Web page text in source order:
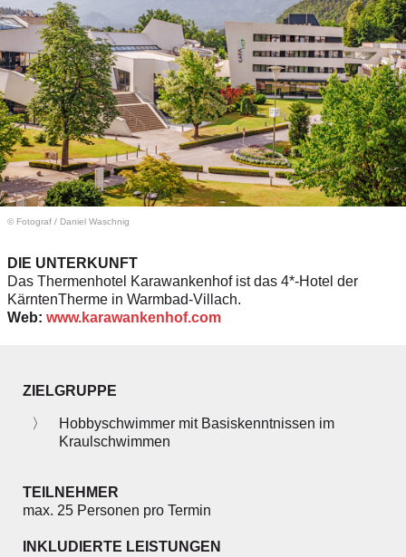
© Fotograf / Daniel Waschnig
DIE UNTERKUNFT
Das Thermenhotel Karawankenhof ist das 4*-Hotel der
KärntenTherme in Warmbad-Villach.
Web: www.karawankenhof.com
ZIELGRUPPE
Hobbyschwimmer mit Basiskenntnissen im
Kraulschwimmen
TEILNEHMER
max. 25 Personen pro Termin
INKLUDIERTE LEISTUNGEN